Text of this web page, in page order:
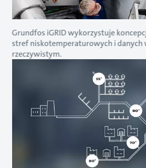
Grundfos iGRID wykorzystuje
stref niskotemperaturowych i danych
rzeczywistym.